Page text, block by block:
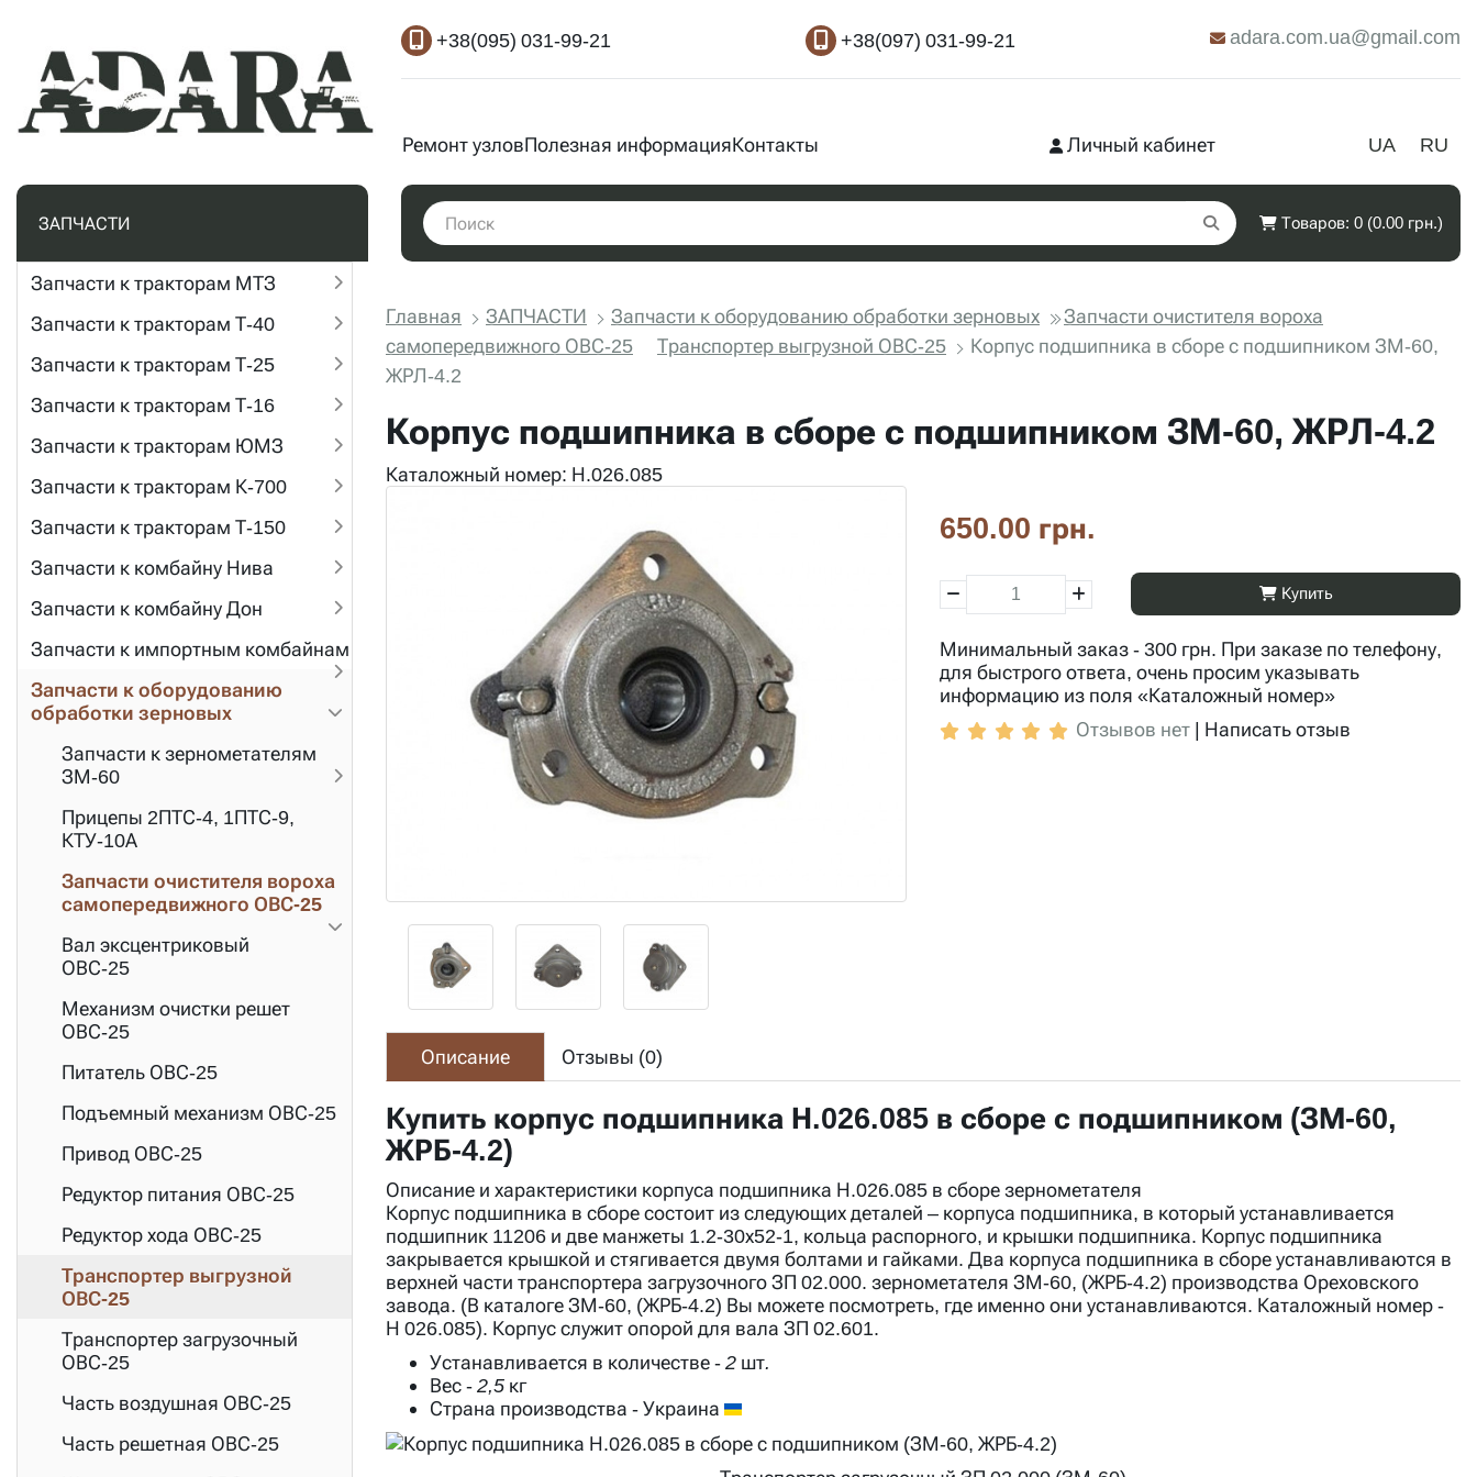
+38(095) 031-99-21 +38(097) 031-99-21 adara.com.ua@gmail.com
Ремонт узловПолезная информацияКонтакты UA RU
Личный кабинет
ЗАПЧАСТИ Товаров: 0 (0.00 грн.)
Запчасти к тракторам МТЗ
Запчасти к тракторам Т-40
Запчасти к тракторам Т-25
Запчасти к тракторам Т-16
Запчасти к тракторам ЮМЗ
Запчасти к тракторам К-700
Запчасти к тракторам Т-150
Запчасти к комбайну Нива
Запчасти к комбайну Дон
Запчасти к импортным комбайнам
Запчасти к оборудованию
обработки зерновых
Запчасти к зернометателям
ЗМ-60
Прицепы 2ПТС-4, 1ПТС-9,
КТУ-10А
Запчасти очистителя вороха
самопередвижного ОВС-25
Вал эксцентриковый
ОВС-25
Механизм очистки решет
ОВС-25
Питатель ОВС-25
Подъемный механизм ОВС-25
Привод ОВС-25
Редуктор питания ОВС-25
Редуктор хода ОВС-25
Транспортер выгрузной
ОВС-25
Транспортер загрузочный
ОВС-25
Часть воздушная ОВС-25
Часть решетная ОВС-25
Главная ЗАПЧАСТИ Запчасти к оборудованию обработки зерновых
Запчасти очистителя вороха
самопередвижного ОВС-25
Транспортер выгрузной ОВС-25
Корпус подшипника в сборе с подшипником ЗМ-60,
ЖРЛ-4.2
Корпус подшипника в сборе с подшипником ЗМ-60, ЖРЛ-4.2
Каталожный номер: Н.026.085
650.00 грн.
Купить
Минимальный заказ - 300 грн. При заказе по телефону,
для быстрого ответа, очень просим указывать
информацию из поля «Каталожный номер»
Отзывов нет | Написать отзыв
Описание Отзывы (0)
Купить корпус подшипника Н.026.085 в сборе с подшипником (ЗМ-60,
ЖРБ-4.2)
Описание и характеристики корпуса подшипника Н.026.085 в сборе зернометателя
Корпус подшипника в сборе состоит из следующих деталей – корпуса подшипника, в который устанавливается
подшипник 11206 и две манжеты 1.2-30х52-1, кольца распорного, и крышки подшипника. Корпус подшипника
закрывается крышкой и стягивается двумя болтами и гайками. Два корпуса подшипника в сборе устанавливаются в
верхней части транспортера загрузочного ЗП 02.000. зернометателя ЗМ-60, (ЖРБ-4.2) производства Ореховского
завода. (В каталоге ЗМ-60, (ЖРБ-4.2) Вы можете посмотреть, где именно они устанавливаются. Каталожный номер -
Н 026.085). Корпус служит опорой для вала ЗП 02.601.
Устанавливается в количестве-2 шт.
Вес-2,5 кг
Страна производства -Украина